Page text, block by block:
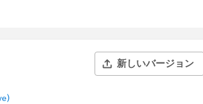
新しいバージョン